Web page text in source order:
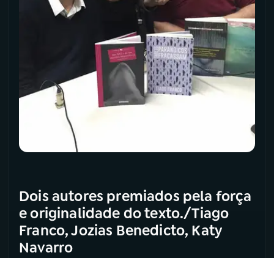
Dois autores premiados pela força
e originalidade do texto./Tiago
Franco, Jozias Benedicto, Katy
Navarro